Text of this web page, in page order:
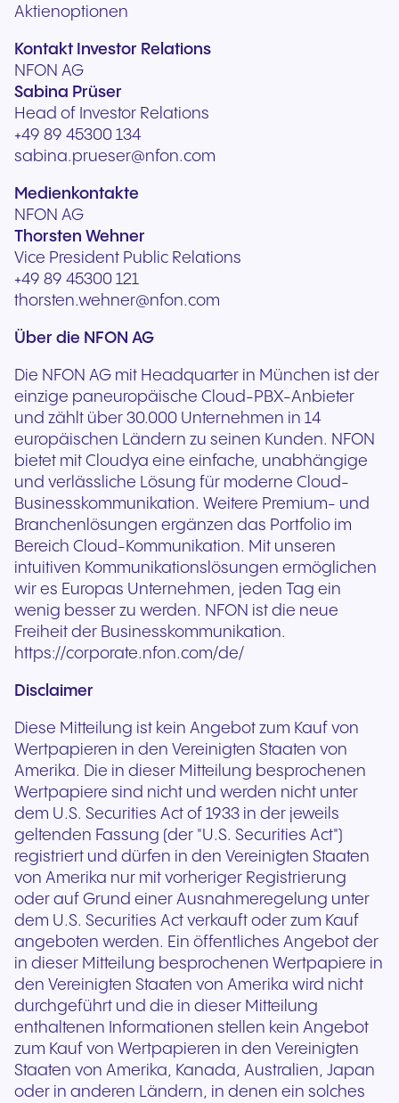
Aktienoptionen
Kontakt Investor Relations
NFON AG
Sabina Prüser
Head of Investor Relations
+49 89 45300 134
sabina.prueser@nfon.com
Medienkontakte
NFON AG
Thorsten Wehner
Vice President Public Relations
+49 89 45300 121
thorsten.wehner@nfon.com
Über die NFON AG
Die NFON AG mit Headquarter in München ist der
einzige paneuropäische Cloud-PBX-Anbieter
und zählt über 30.000 Unternehmen in 14
europäischen Ländern zu seinen Kunden. NFON
bietet mit Cloudya eine einfache, unabhängige
und verlässliche Lösung für moderne Cloud-
Businesskommunikation. Weitere Premium- und
Branchenlösungen ergänzen das Portfolio im
Bereich Cloud-Kommunikation. Mit unseren
intuitiven Kommunikationslösungen ermöglichen
wir es Europas Unternehmen, jeden Tag ein
wenig besser zu werden. NFON ist die neue
Freiheit der Businesskommunikation.
https://corporate.nfon.com/de/
Disclaimer
Diese Mitteilung ist kein Angebot zum Kauf von
Wertpapieren in den Vereinigten Staaten von
Amerika. Die in dieser Mitteilung besprochenen
Wertpapiere sind nicht und werden nicht unter
dem U.S. Securities Act of 1933 in der jeweils
geltenden Fassung (der "U.S. Securities Act")
registriert und dürfen in den Vereinigten Staaten
von Amerika nur mit vorheriger Registrierung
oder auf Grund einer Ausnahmeregelung unter
dem U.S. Securities Act verkauft oder zum Kauf
angeboten werden. Ein öffentliches Angebot der
in dieser Mitteilung besprochenen Wertpapiere in
den Vereinigten Staaten von Amerika wird nicht
durchgeführt und die in dieser Mitteilung
enthaltenen Informationen stellen kein Angebot
zum Kauf von Wertpapieren in den Vereinigten
Staaten von Amerika, Kanada, Australien, Japan
oder in anderen Ländern, in denen ein solches